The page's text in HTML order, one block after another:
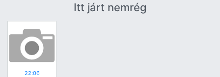
Itt járt nemrég
22:06